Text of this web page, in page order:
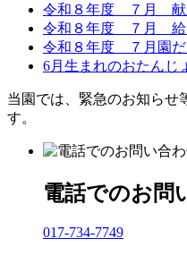
令和８年度 ７月 献
令和８年度 ７月 給
令和８年度 ７月園だ
6月生まれのおたんじ
当園では、緊急のお知らせ
す。
電話でのお問
017-734-7749